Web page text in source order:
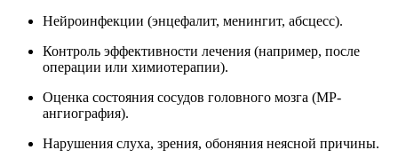
Нейроинфекции (энцефалит, менингит, абсцесс).
Контроль эффективности лечения (например, после
операции или химиотерапии).
Оценка состояния сосудов головного мозга (МР-
ангиография).
Нарушения слуха, зрения, обоняния неясной причины.